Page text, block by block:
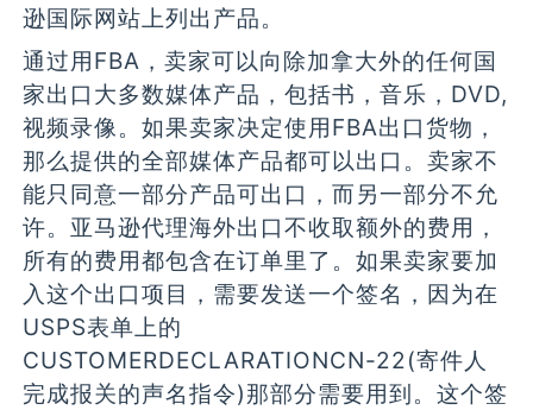
逊国际网站上列出产品。
通过用FBA，卖家可以向除加拿大外的任何国
家出口大多数媒体产品，包括书，音乐，DVD,
视频录像。如果卖家决定使用FBA出口货物，
那么提供的全部媒体产品都可以出口。卖家不
能只同意一部分产品可出口，而另一部分不允
许。亚马逊代理海外出口不收取额外的费用，
所有的费用都包含在订单里了。如果卖家要加
入这个出口项目，需要发送一个签名，因为在
USPS表单上的
CUSTOMERDECLARATIONCN-22(寄件人
完成报关的声名指令)那部分需要用到。这个签